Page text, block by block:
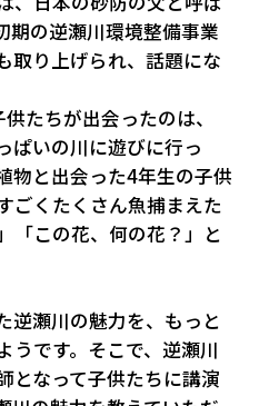
期の逆瀬川環境整備事業
取り上げられ、話題にな
たちが出会ったのは、
ぱいの川に遊びに行っ
物と出会った4年生の子供
ごくたくさん魚捕まえた
「この花、何の花？」と
逆瀬川の魅力を、もっと
うです。そこで、逆瀬川
となって子供たちに講演